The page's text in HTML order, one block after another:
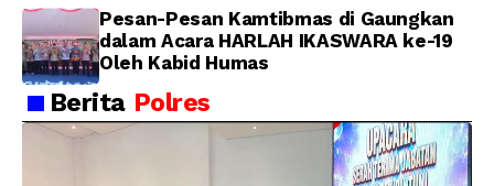
Pesan-Pesan Kamtibmas di Gaungkan
dalam Acara HARLAH IKASWARA ke-19
Oleh Kabid Humas
Berita Polres